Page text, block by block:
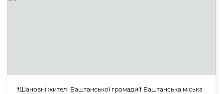
❗️Шановні жителі Баштанської громади!❗️ Баштанська міська